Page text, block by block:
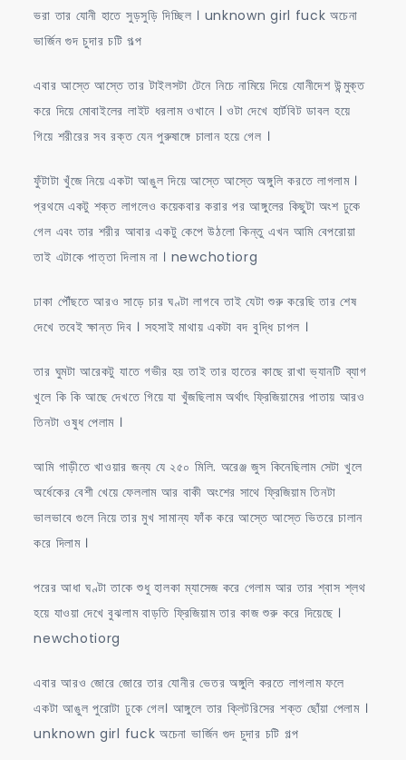
ভরা তার যোনী হাতে সুড়সুড়ি দিচ্ছিল । unknown girl fuck অচেনা
ভার্জিন গুদ চুদার চটি গল্প
এবার আস্তে আস্তে তার টাইলসটা টেনে নিচে নামিয়ে দিয়ে যোনীদেশ উন্মুক্ত
করে দিয়ে মোবাইলের লাইট ধরলাম ওখানে । ওটা দেখে হার্টবিট ডাবল হয়ে
গিয়ে শরীরের সব রক্ত যেন পুরুষাঙ্গে চালান হয়ে গেল ।
ফুঁটাটা খুঁজে নিয়ে একটা আঙুল দিয়ে আস্তে আস্তে অঙ্গুলি করতে লাগলাম ।
প্রথমে একটু শক্ত লাগলেও কয়েকবার করার পর আঙ্গুলের কিছুটা অংশ ঢুকে
গেল এবং তার শরীর আবার একটু কেপে উঠলো কিন্তু এখন আমি বেপরোয়া
তাই এটাকে পাত্তা দিলাম না । newchotiorg
ঢাকা পৌঁছতে আরও সাড়ে চার ঘণ্টা লাগবে তাই যেটা শুরু করেছি তার শেষ
দেখে তবেই ক্ষান্ত দিব । সহসাই মাথায় একটা বদ বুদ্ধি চাপল ।
তার ঘুমটা আরেকটু যাতে গভীর হয় তাই তার হাতের কাছে রাখা ভ্যানটি ব্যাগ
খুলে কি কি আছে দেখতে গিয়ে যা খুঁজছিলাম অর্থাৎ ফ্রিজিয়ামের পাতায় আরও
তিনটা ওষুধ পেলাম ।
আমি গাড়ীতে খাওয়ার জন্য যে ২৫০ মিলি. অরেঞ্জ জুস কিনেছিলাম সেটা খুলে
অর্ধেকের বেশী খেয়ে ফেললাম আর বাকী অংশের সাথে ফ্রিজিয়াম তিনটা
ভালভাবে গুলে নিয়ে তার মুখ সামান্য ফাঁক করে আস্তে আস্তে ভিতরে চালান
করে দিলাম ।
পরের আধা ঘণ্টা তাকে শুধু হালকা ম্যাসেজ করে গেলাম আর তার শ্বাস শ্লথ
হয়ে যাওয়া দেখে বুঝলাম বাড়তি ফ্রিজিয়াম তার কাজ শুরু করে দিয়েছে ।
newchotiorg
এবার আরও জোরে জোরে তার যোনীর ভেতর অঙ্গুলি করতে লাগলাম ফলে
একটা আঙুল পুরোটা ঢুকে গেল। আঙ্গুলে তার ক্লিটরিসের শক্ত ছোঁয়া পেলাম ।
unknown girl fuck অচেনা ভার্জিন গুদ চুদার চটি গল্প